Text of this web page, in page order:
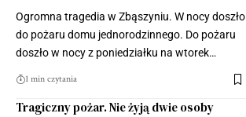
Ogromna tragedia w Zbąszyniu. W nocy doszło
do pożaru domu jednorodzinnego. Do pożaru
doszło w nocy z poniedziałku na wtorek…
1 min czytania
Tragiczny pożar. Nie żyją dwie osoby